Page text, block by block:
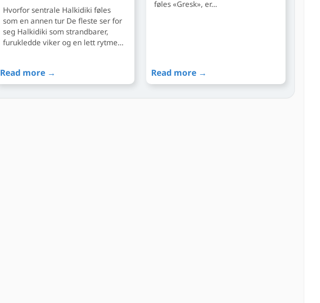
Hvorfor sentrale Halkidiki føles
som en annen tur De fleste ser for
seg Halkidiki som strandbarer,
furukledde viker og en lett rytme…
Read more →
føles «Gresk», er…
Read more →